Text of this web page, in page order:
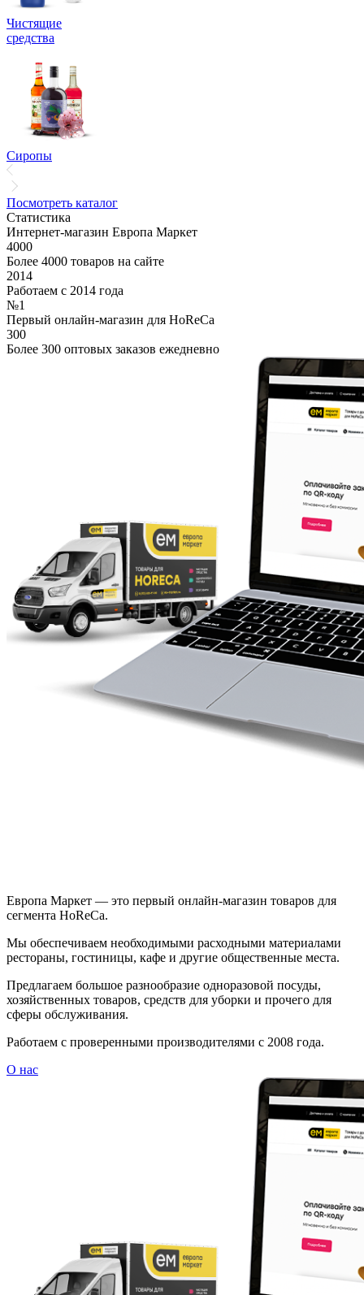
Чистящие
средства
Сиропы
Посмотреть каталог
Статистика
Интернет-магазин Европа Маркет
4000
Более 4000 товаров на сайте
2014
Работаем с 2014 года
№1
Первый онлайн-магазин для HoReCa
300
Более 300 оптовых заказов ежедневно
Европа Маркет — это первый онлайн-магазин товаров для
сегмента HoReCa.
Мы обеспечиваем необходимыми расходными материалами
рестораны, гостиницы, кафе и другие общественные места.
Предлагаем большое разнообразие одноразовой посуды,
хозяйственных товаров, средств для уборки и прочего для
сферы обслуживания.
Работаем с проверенными производителями с 2008 года.
О нас